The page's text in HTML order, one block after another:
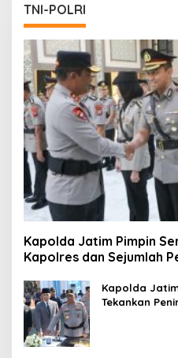
TNI-POLRI
Kapolda Jatim Pimpin
Kapolres dan Sejumlah
Kapolda
Tekankan